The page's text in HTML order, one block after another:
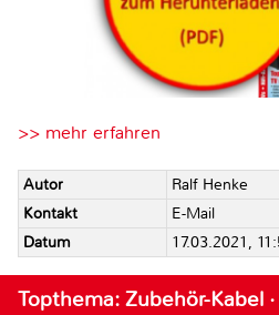
>> mehr erfahren
Autor
Ralf Henke
Kontakt
E-Mail
Datum
17.03.2021,
Topthema: Zubehör-Kabel